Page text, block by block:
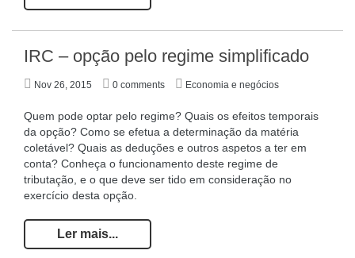
IRC – opção pelo regime simplificado
Nov 26, 2015 0 comments Economia e negócios
Quem pode optar pelo regime? Quais os efeitos temporais
da opção? Como se efetua a determinação da matéria
coletável? Quais as deduções e outros aspetos a ter em
conta? Conheça o funcionamento deste regime de
tributação, e o que deve ser tido em consideração no
exercício desta opção.
Ler mais...